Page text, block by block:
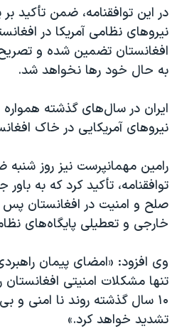
در این توافقنامه، ضمن تأکید
نیروهای نظامی آمریکا در
افغانستان تضمین شده و
به حال خود رها نخواهد شد.
ایران در سال‌های گذشته
نیروهای آمریکایی در خاک
رامین مهمانپرست نیز روز شنبه
توافقنامه، تأکید کرد که به
صلح و امنیت در افغانستان پس
خارجی و تعطیلی پایگاه‌های
وی افزود: «امضای پیمان
تنها مشکلات امنیتی افغانستان
۱۰ سال گذشته روند نا امنی و
تشدید خواهد کرد.»